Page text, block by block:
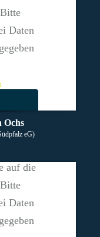
Daten
Ochs
eG)
.
auf die
Daten